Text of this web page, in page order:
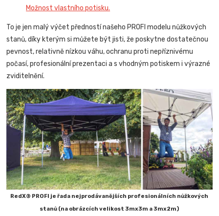
Možnost vlastního potisku.
To je jen malý výčet předností našeho PROFI modelu nůžkových
stanů, díky kterým si můžete být jisti, že poskytne dostatečnou
pevnost, relativně nízkou váhu, ochranu proti nepříznivému
počasí, profesionální prezentaci a s vhodným potiskem i výrazné
zviditelnění.
RedX® PROFI je řada nejprodávanějších profesionálních nůžkových
stanů (na obrázcích velikost 3mx3m a 3mx2m)